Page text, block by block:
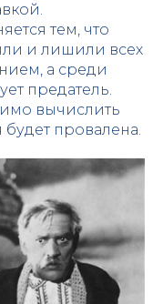
тем, что
и лишили всех
а среди
предатель.
вычислить
провалена.